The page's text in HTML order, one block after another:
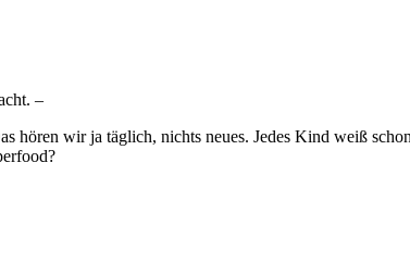
–
wir ja täglich, nichts neues. Jedes Kind weiß